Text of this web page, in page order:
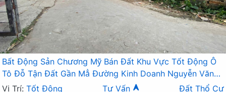
Bất Động Sản Chương Mỹ Bán Đất Khu Vực Tốt Động Ô
Tô Đỗ Tận Đất Gần Mẳ Đường Kinh Doanh Nguyễn Văn
Trỗi
Vị Trí: Tốt Động Tư Vấn
Đất Thổ Cư